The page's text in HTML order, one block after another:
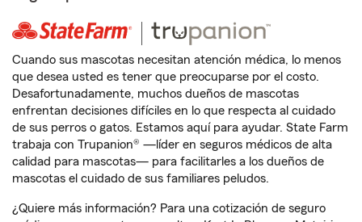
Cuando sus mascotas necesitan atención médica, lo menos
que desea usted es tener que preocuparse por el costo.
Desafortunadamente, muchos dueños de mascotas
enfrentan decisiones difíciles en lo que respecta al cuidado
de sus perros o gatos. Estamos aquí para ayudar. State Farm
trabaja con Trupanion® —líder en seguros médicos de alta
calidad para mascotas— para facilitarles a los dueños de
mascotas el cuidado de sus familiares peludos.
¿Quiere más información? Para una cotización de seguro